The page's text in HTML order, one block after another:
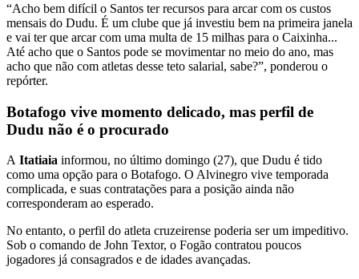
“Acho bem difícil o Santos ter recursos para arcar com os custos
mensais do Dudu. É um clube que já investiu bem na primeira janela
e vai ter que arcar com uma multa de 15 milhas para o Caixinha...
Até acho que o Santos pode se movimentar no meio do ano, mas
acho que não com atletas desse teto salarial, sabe?”, ponderou o
repórter.
Botafogo vive momento delicado, mas perfil de
Dudu não é o procurado
A Itatiaia informou, no último domingo (27), que Dudu é tido
como uma opção para o Botafogo. O Alvinegro vive temporada
complicada, e suas contratações para a posição ainda não
corresponderam ao esperado.
No entanto, o perfil do atleta cruzeirense poderia ser um impeditivo.
Sob o comando de John Textor, o Fogão contratou poucos
jogadores já consagrados e de idades avançadas.